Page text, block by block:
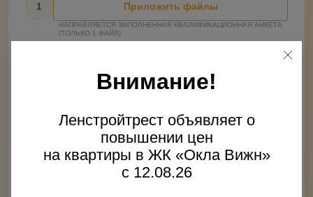
1 Приложить файлы
НАПРАВЛЯЕТСЯ ЗАПОЛНЕННАЯ КВАЛИФИКАЦИОННАЯ АНКЕТА
(ТОЛЬКО 1 ФАЙЛ)
Приложить файлы
Приложить файлы
Внимание!
Ленстройтрест объявляет о
повышении цен
на квартиры в ЖК «Окла Вижн»
с 12.08.26